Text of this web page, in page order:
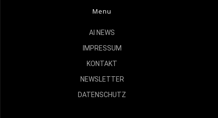
Menu
AI NEWS
IMPRESSUM
KONTAKT
NEWSLETTER
DATENSCHUTZ